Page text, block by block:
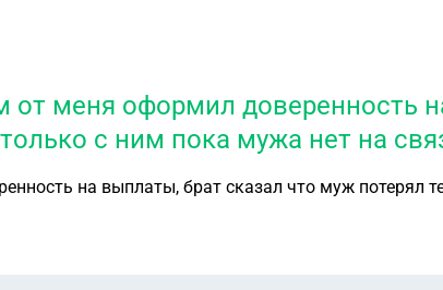
меня оформил доверенность
с ним пока мужа нет на
на выплаты, брат сказал что муж потерял